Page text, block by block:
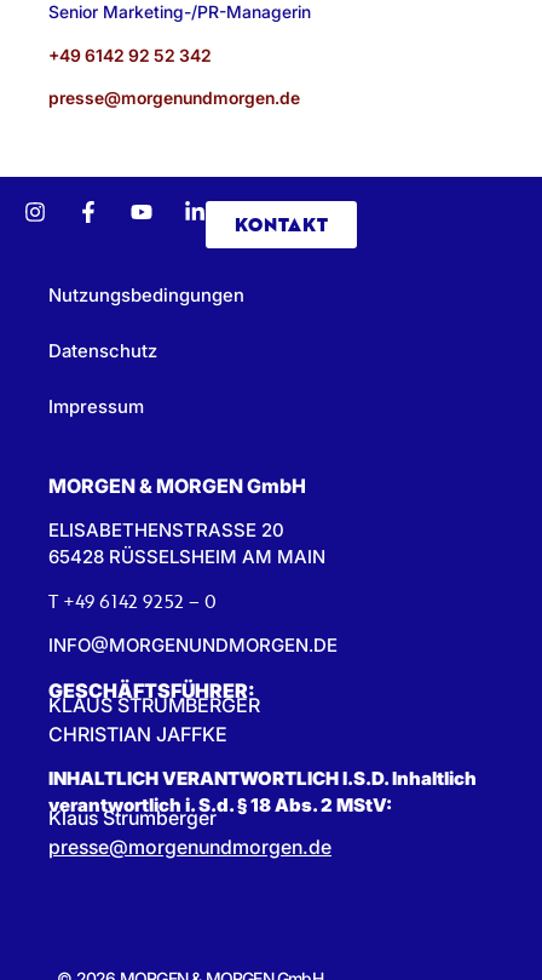
Senior Marketing-/PR-Managerin
+49 6142 92 52 342
presse@morgenundmorgen.de
KONTAKT
Nutzungsbedingungen
Datenschutz
Impressum
MORGEN & MORGEN GmbH
ELISABETHENSTRASSE 20
65428 RÜSSELSHEIM AM MAIN
T +49 6142 9252 – 0
INFO@MORGENUNDMORGEN.DE
GESCHÄFTSFÜHRER:
KLAUS STRUMBERGER
CHRISTIAN JAFFKE
INHALTLICH VERANTWORTLICH I.S.D. Inhaltlich
verantwortlich i. S.d. § 18 Abs. 2 MStV:
Klaus Strumberger
presse@morgenundmorgen.de